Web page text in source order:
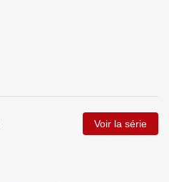
Voir la série